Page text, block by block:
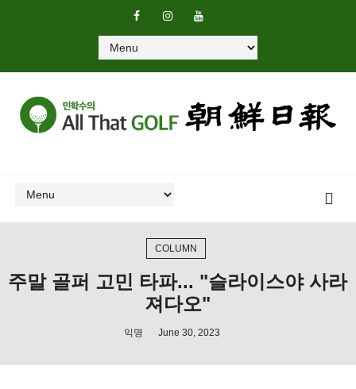
COLUMN
주말 골퍼 고민 타파... "슬라이스야 사라
져다오"
익명 June 30, 2023